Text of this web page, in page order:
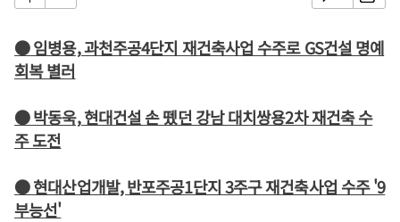
● 임병용, 과천주공4단지 재건축사업 수주로 GS건설 명예
회복 별러
● 박동욱, 현대건설 손 뗐던 강남 대치쌍용2차 재건축 수
주 도전
● 현대산업개발, 반포주공1단지 3주구 재건축사업 수주 '9
부능선'